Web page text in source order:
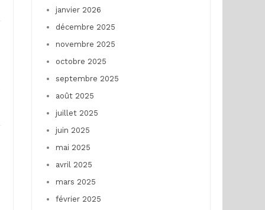
janvier 2026
décembre 2025
novembre 2025
octobre 2025
septembre 2025
août 2025
juillet 2025
juin 2025
mai 2025
avril 2025
mars 2025
février 2025